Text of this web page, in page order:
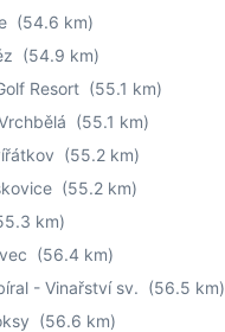
(54.6 km)
(54.9 km)
Resort (55.1 km)
(55.1 km)
(55.2 km)
(55.2 km)
km)
(56.4 km)
- Vinařství sv. (56.5 km)
(56.6 km)